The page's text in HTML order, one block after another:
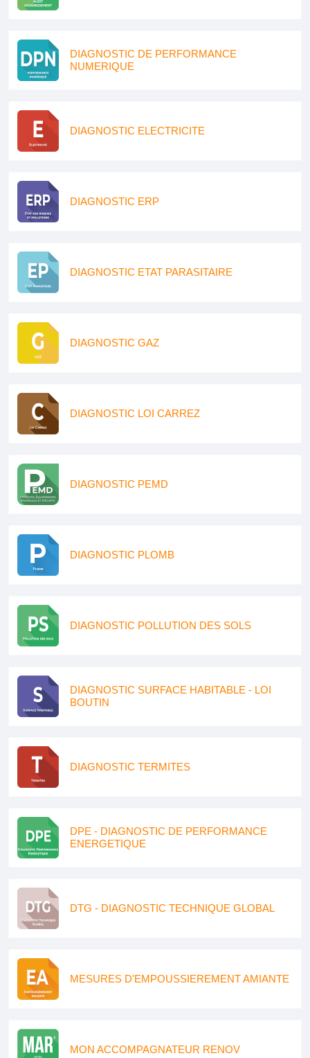
DIAGNOSTIC DE PERFORMANCE
NUMERIQUE
DIAGNOSTIC ELECTRICITE
DIAGNOSTIC ERP
DIAGNOSTIC ETAT PARASITAIRE
DIAGNOSTIC GAZ
DIAGNOSTIC LOI CARREZ
DIAGNOSTIC PEMD
DIAGNOSTIC PLOMB
DIAGNOSTIC POLLUTION DES SOLS
DIAGNOSTIC SURFACE HABITABLE - LOI
BOUTIN
DIAGNOSTIC TERMITES
DPE - DIAGNOSTIC DE PERFORMANCE
ENERGETIQUE
DTG - DIAGNOSTIC TECHNIQUE GLOBAL
MESURES D'EMPOUSSIEREMENT AMIANTE
MON ACCOMPAGNATEUR RENOV